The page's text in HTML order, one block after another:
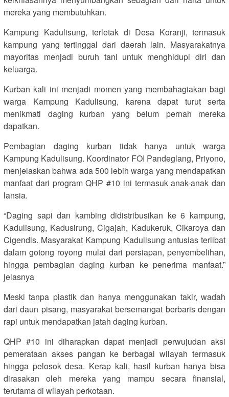
mereka yang membutuhkan.
Kampung Kadulisung, terletak di Desa Koranji, termasuk
kampung yang tertinggal dari daerah lain. Masyarakatnya
mayoritas menjadi buruh tani untuk menghidupi diri dan
keluarga.
Kurban kali ini menjadi momen yang membahagiakan bagi
warga Kampung Kadulisung, karena dapat turut serta
menikmati daging kurban yang belum pernah mereka
dapatkan.
Pembagian daging kurban tidak hanya untuk warga
Kampung Kadulisung. Koordinator FOI Pandeglang, Priyono,
menjelaskan bahwa ada 500 lebih warga yang mendapatkan
manfaat dari program QHP #10 ini termasuk anak-anak dan
lansia.
“Daging sapi dan kambing didistribusikan ke 6 kampung,
Kadulisung, Kadusirung, Cigajah, Kadukeruk, Cikaroya dan
Cigendis. Masyarakat Kampung Kadulisung antusias terlibat
dalam gotong royong mulai dari persiapan, penyembelihan,
hingga pembagian daging kurban ke penerima manfaat.”
jelasnya
Meski tanpa plastik dan hanya menggunakan takir, wadah
dari daun pisang, masyarakat bersemangat berbaris dengan
rapi untuk mendapatkan jatah daging kurban.
QHP #10 ini diharapkan dapat menjadi perwujudan aksi
pemerataan akses pangan ke berbagai wilayah termasuk
hingga pelosok desa. Kerap kali, hasil kurban hanya bisa
dirasakan oleh mereka yang mampu secara finansial,
terutama di wilayah perkotaan.